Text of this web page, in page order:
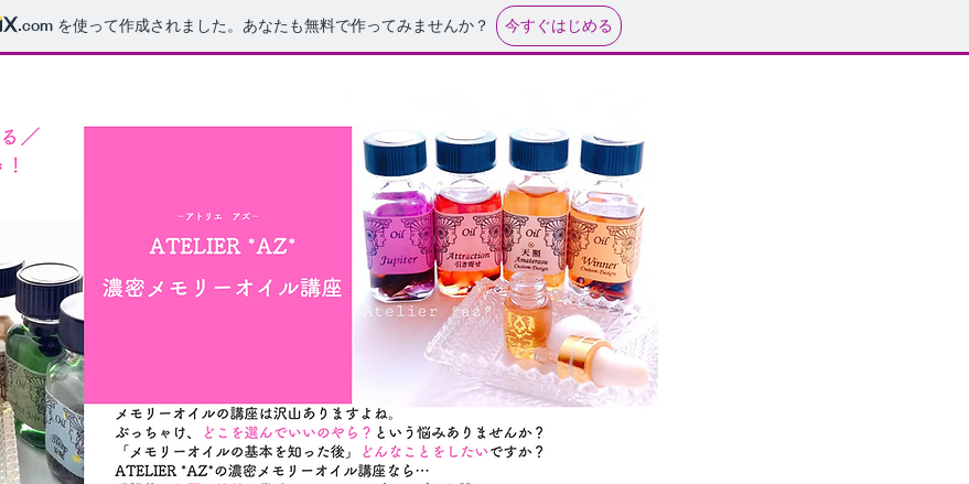
.com を使って作成されました。あなたも無料で作ってみませんか？ 今すぐはじめる